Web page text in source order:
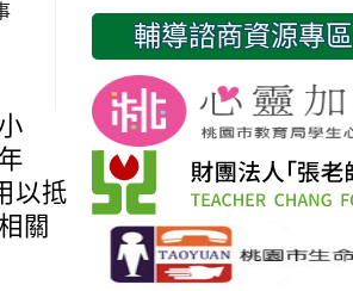
以抵
關
輔導諮商資源專區